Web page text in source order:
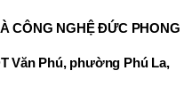
CÔNG NGHỆ ĐỨC PHONG
Văn Phú, phường Phú La,